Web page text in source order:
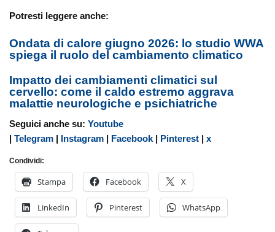
Potresti leggere anche:
Ondata di calore giugno 2026: lo studio WWA
spiega il ruolo del cambiamento climatico
Impatto dei cambiamenti climatici sul
cervello: come il caldo estremo aggrava
malattie neurologiche e psichiatriche
Seguici anche su:Youtube
|Telegram | Instagram | Facebook | Pinterest |x
Condividi:
Stampa Facebook X
LinkedIn Pinterest WhatsApp